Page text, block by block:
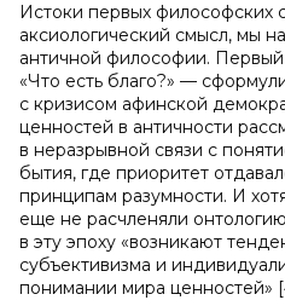
Истоки первых
аксиологический смысл, мы
античной философии.
«Что есть благо?» —
с кризисом афинской
ценностей в античности
в неразрывной связи с
бытия, где приоритет
принципам разумности. И
еще не расчленяли
в эту эпоху «возникают
субъективизма и
понимании мира ценностей»